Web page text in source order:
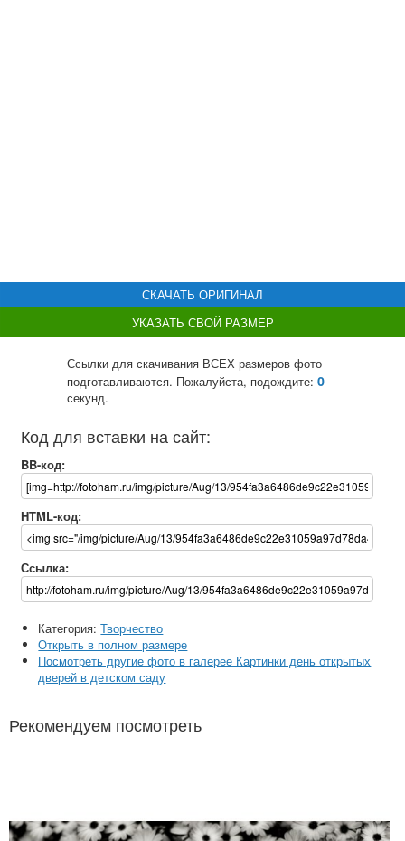
СКАЧАТЬ ОРИГИНАЛ
УКАЗАТЬ СВОЙ РАЗМЕР
Ссылки для скачивания ВСЕХ размеров фото
подготавливаются. Пожалуйста, подождите: 0
секунд.
Код для вставки на сайт:
BB-код:
HTML-код:
Ссылка:
Категория:Творчество
Открыть в полном размере
Посмотреть другие фото в галерее Картинки день открытых
дверей в детском саду
Рекомендуем посмотреть